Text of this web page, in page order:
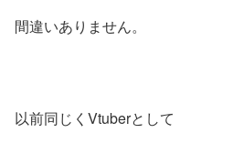
間違いありません。
以前同じくVtuberとして